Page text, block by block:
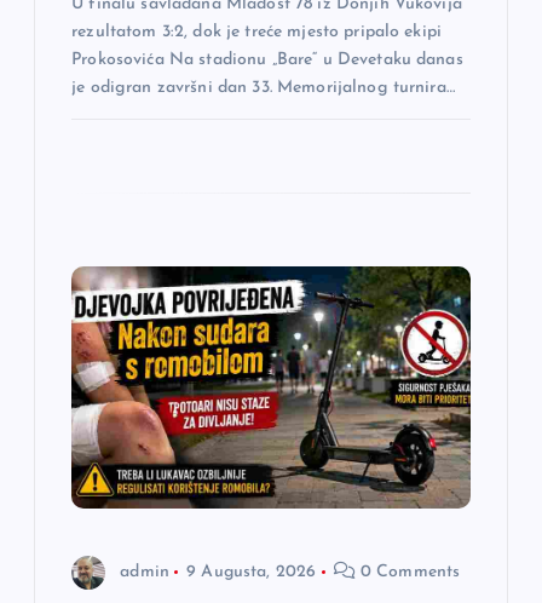
U finalu savladana Mladost 78 iz Donjih Vukovija
rezultatom 3:2, dok je treće mjesto pripalo ekipi
Prokosovića Na stadionu „Bare“ u Devetaku danas
je odigran završni dan 33. Memorijalnog turnira…
admin 9 Augusta, 2026 0 Comments